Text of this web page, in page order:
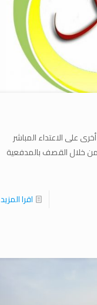
على الاعتداء المباشر
خلال القصف بالمدفعية
اقرا المزيد